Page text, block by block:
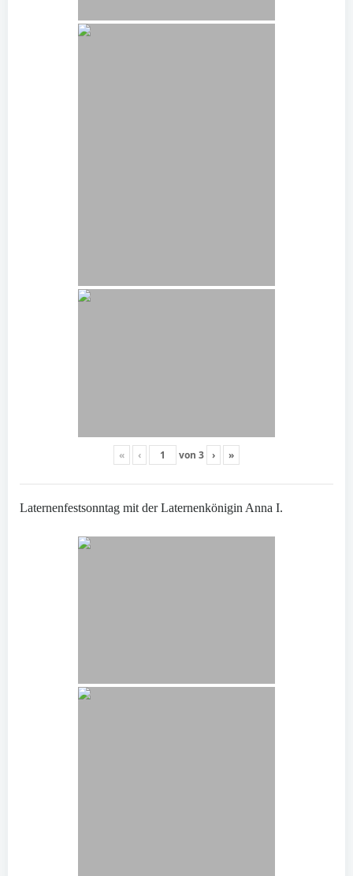
« ‹ von 3 › »
Laternenfestsonntag mit der Laternenkönigin Anna I.